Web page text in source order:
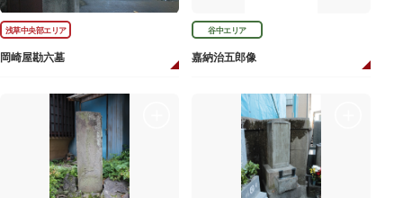
浅草中央部エリア
岡崎屋勘六墓
谷中エリア
嘉納治五郎像